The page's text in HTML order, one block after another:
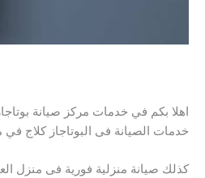
اهلا بكم في خدمات مركز صيانة
خدمات الصيانة فى البوتاجاز كلاج في
كذلك صيانة منزلية فورية فى منزل